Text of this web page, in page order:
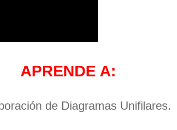
APRENDE A:
de Diagramas Unifilares.